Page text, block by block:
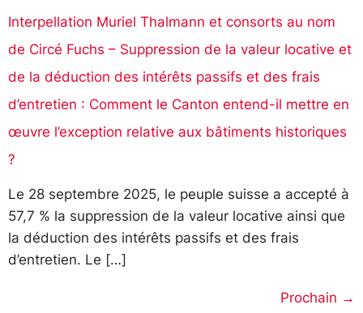
Interpellation Muriel Thalmann et consorts au nom
de Circé Fuchs – Suppression de la valeur locative et
de la déduction des intérêts passifs et des frais
d’entretien : Comment le Canton entend-il mettre en
œuvre l’exception relative aux bâtiments historiques
?
Le 28 septembre 2025, le peuple suisse a accepté à
57,7 % la suppression de la valeur locative ainsi que
la déduction des intérêts passifs et des frais
d’entretien. Le […]
Prochain →